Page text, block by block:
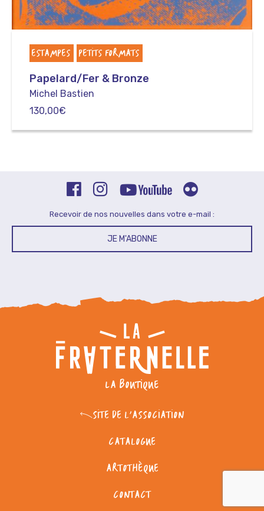
ESTAMPES PETITS FORMATS
Papelard/Fer & Bronze
Michel Bastien
130,00€
Recevoir de nos nouvelles dans votre e-mail :
JE M'ABONNE
LA BOUTIQUE
SITE DE L'ASSOCIATION
CATALOGUE
ARTOTHÈQUE
CONTACT